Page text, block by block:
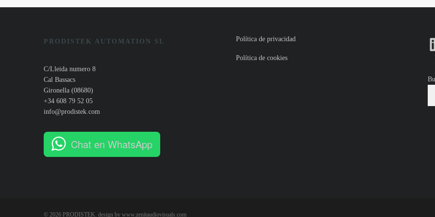
PRODISTEK AUTOMATION SL
C/Lleida numero 8
Cal Bassacs
Gironella (08680)
+34 608 79 52 05
info@prodistek.com
Chat en WhatsApp
Política de privacidad
Política de cookies
© 2026 PRODISTEK. design by www.zenitaudiovisuals.com